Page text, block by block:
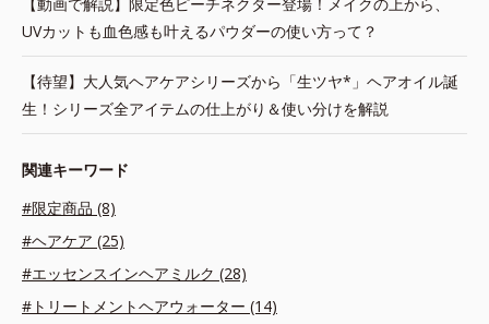
UVカットも血色感も叶えるパウダーの使い方って？
【待望】大人気ヘアケアシリーズから「生ツヤ*」ヘアオイル誕
生！シリーズ全アイテムの仕上がり＆使い分けを解説
関連キーワード
#限定商品 (8)
#ヘアケア (25)
#エッセンスインヘアミルク (28)
#トリートメントヘアウォーター (14)